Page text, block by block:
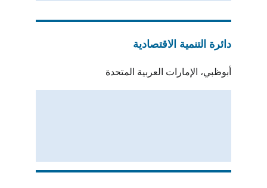
دائرة التنمية الاقتصادية
أبوظبي، الإمارات العربية المتحدة